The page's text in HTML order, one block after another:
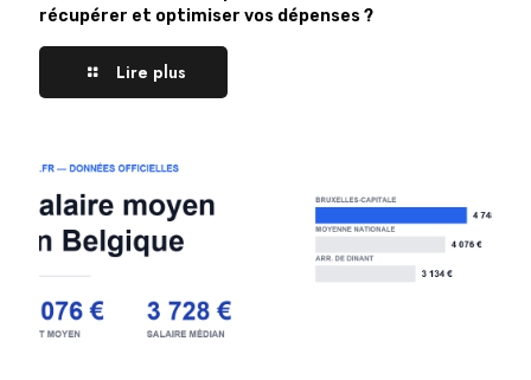
récupérer et optimiser vos dépenses ?
Lire plus